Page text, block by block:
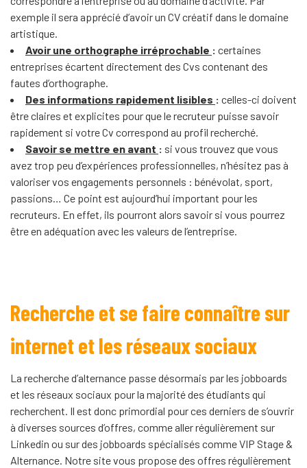
exemple il sera apprécié d’avoir un CV créatif dans le domaine
artistique.
Avoir une orthographe irréprochable : certaines
entreprises écartent directement des Cvs contenant des
fautes d’orthographe.
Des informations rapidement lisibles : celles-ci doivent
être claires et explicites pour que le recruteur puisse savoir
rapidement si votre Cv correspond au profil recherché.
Savoir se mettre en avant : si vous trouvez que vous
avez trop peu d’expériences professionnelles, n’hésitez pas à
valoriser vos engagements personnels : bénévolat, sport,
passions… Ce point est aujourd’hui important pour les
recruteurs. En effet, ils pourront alors savoir si vous pourrez
être en adéquation avec les valeurs de l’entreprise.
Recherche et se faire connaître sur
internet et les réseaux sociaux
La recherche d’alternance passe désormais par les jobboards
et les réseaux sociaux pour la majorité des étudiants qui
recherchent. Il est donc primordial pour ces derniers de s’ouvrir
à diverses sources d’offres, comme aller régulièrement sur
Linkedin ou sur des jobboards spécialisés comme VIP Stage &
Alternance. Notre site vous propose des offres régulièrement